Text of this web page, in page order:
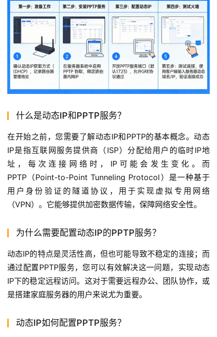
什么是动态IP和PPTP服务？
在开始之前，您需要了解动态IP和PPTP的基本概念。动态
IP是指互联网服务提供商（ISP）分配给用户的临时IP地
址，每次连接网络时，IP可能会发生变化。而
PPTP（Point-to-Point Tunneling Protocol）是一种基于
用户身份验证的隧道协议，用于实现虚拟专用网络
（VPN）。它能够提供加密数据传输，保障网络安全性。
为什么需要配置动态IP的PPTP服务？
动态IP的特点是灵活性高，但也可能导致不稳定的连接；而
通过配置PPTP服务，您可以有效解决这一问题，实现动态
IP下的稳定远程访问。这对于需要远程办公、团队协作，或
是搭建家庭服务器的用户来说尤为重要。
动态IP如何配置PPTP服务？